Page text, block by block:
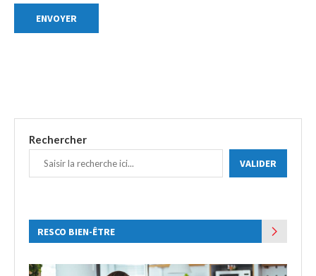
Rechercher
VALIDER
RESCO BIEN-ÊTRE